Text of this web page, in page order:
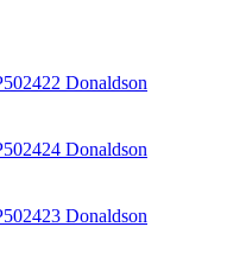
Donaldson
Donaldson
Donaldson